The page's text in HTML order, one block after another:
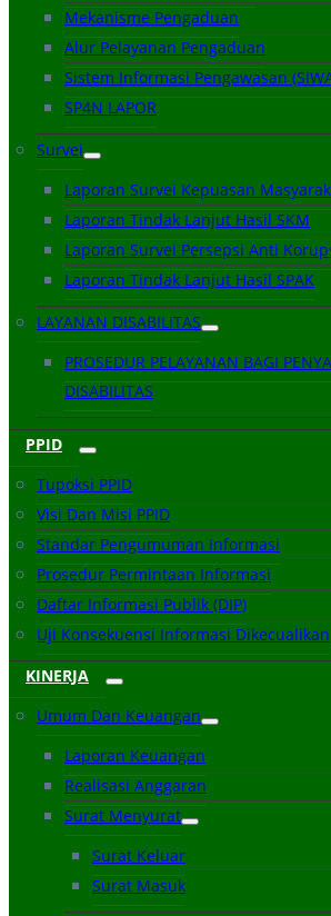
Mekanisme Pengaduan
Alur Pelayanan Pengaduan
Sistem Informasi Pengawasan
SP4N LAPOR
Survei
Laporan Survei Kepuasan
Laporan Tindak Lanjut Hasil SKM
Laporan Survei Persepsi Anti
Laporan Tindak Lanjut Hasil SPAK
LAYANAN DISABILITAS
PROSEDUR PELAYANAN BAGI
DISABILITAS
PPID
Tupoksi PPID
Visi Dan Misi PPID
Standar Pengumuman Informasi
Prosedur Permintaan Informasi
Daftar Informasi Publik (DIP)
Uji Konsekuensi Informasi Dikecualikan
KINERJA
Umum Dan Keuangan
Laporan Keuangan
Realisasi Anggaran
Surat Menyurat
Surat Keluar
Surat Masuk